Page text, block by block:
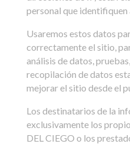
personal que identifiquen
Usaremos estos datos
correctamente el sitio,
análisis de datos,
recopilación de datos
mejorar el sitio desde el
Los destinatarios de la
exclusivamente los
DEL CIEGO o los